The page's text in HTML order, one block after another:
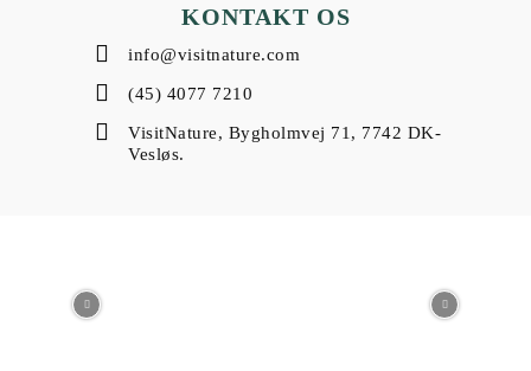
KONTAKT OS
info@visitnature.com
(45) 4077 7210
VisitNature, Bygholmvej 71, 7742 DK-
Vesløs.